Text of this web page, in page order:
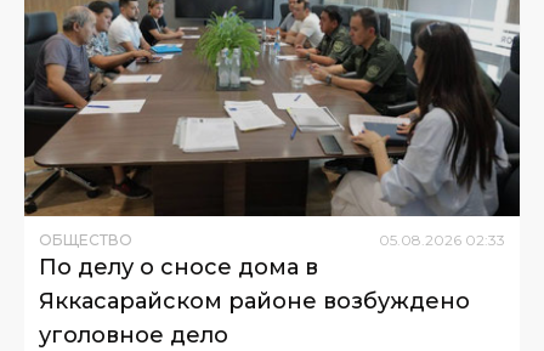
ОБЩЕСТВО 05.08.2026 02:33
По делу о сносе дома в
Яккасарайском районе возбуждено
уголовное дело